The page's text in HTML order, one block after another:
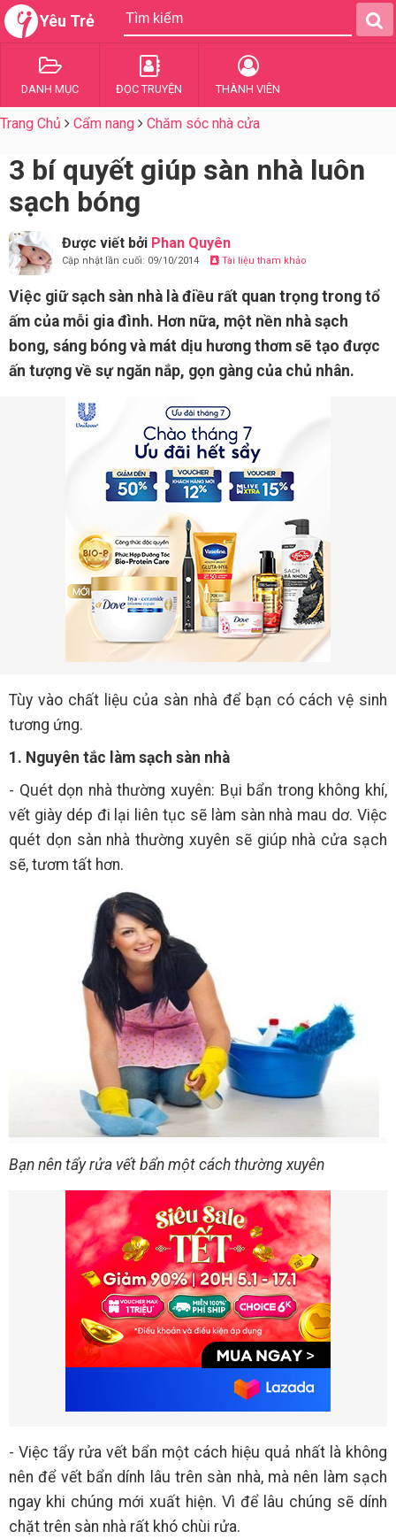
Yêu Trẻ
DANH MỤC ĐỌC TRUYỆN THÀNH VIÊN
Trang Chủ Cẩm nang Chăm sóc nhà cửa
3 bí quyết giúp sàn nhà luôn
sạch bóng
Được viết bởi Phan Quyên
Cập nhật lần cuối: 09/10/2014 Tài liệu tham khảo
Việc giữ sạch sàn nhà là điều rất quan trọng trong tổ
ấm của mỗi gia đình. Hơn nữa, một nền nhà sạch
bong, sáng bóng và mát dịu hương thơm sẽ tạo được
ấn tượng về sự ngăn nắp, gọn gàng của chủ nhân.
Tùy vào chất liệu của sàn nhà để bạn có cách vệ sinh
tương ứng.
1. Nguyên tắc làm sạch sàn nhà
- Quét dọn nhà thường xuyên: Bụi bẩn trong không khí,
vết giày dép đi lại liên tục sẽ làm sàn nhà mau dơ. Việc
quét dọn sàn nhà thường xuyên sẽ giúp nhà cửa sạch
sẽ, tươm tất hơn.
Bạn nên tẩy rửa vết bẩn một cách thường xuyên
- Việc tẩy rửa vết bẩn một cách hiệu quả nhất là không
nên để vết bẩn dính lâu trên sàn nhà, mà nên làm sạch
ngay khi chúng mới xuất hiện. Vì để lâu chúng sẽ dính
chặt trên sàn nhà rất khó chùi rửa.